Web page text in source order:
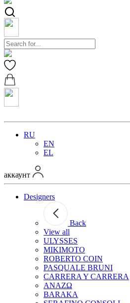
RU
EN
EL
аккаунт
Designers
Back
View all
ULYSSES
MIKIMOTO
ROBERTO COIN
PASQUALE BRUNI
CARRERA Y CARRERA
ANAZΩ
BARAKA